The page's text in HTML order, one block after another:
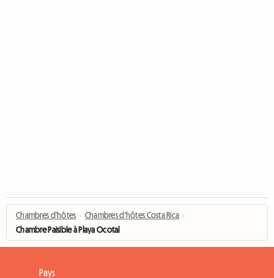
Chambres d'hôtes › Chambres d'hôtes Costa Rica ›
Chambre Paisible à Playa Ocotal
Pays